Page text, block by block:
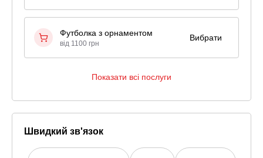
Футболка з орнаментом
від 1100 грн
Вибрати
Показати всі послуги
Швидкий зв'язок